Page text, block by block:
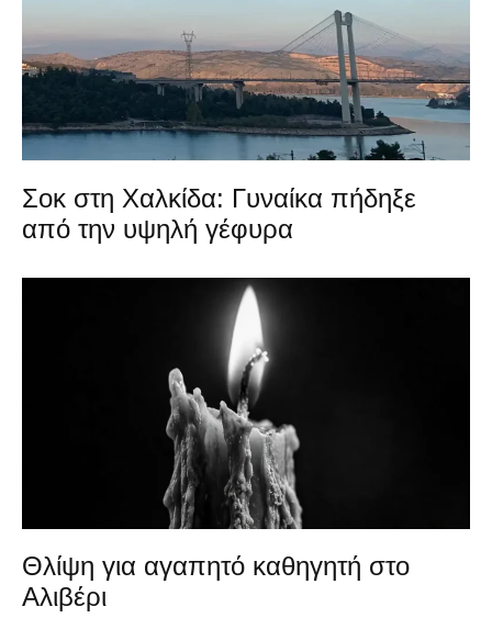
Σοκ στη Χαλκίδα: Γυναίκα πήδηξε
από την υψηλή γέφυρα
Θλίψη για αγαπητό καθηγητή στο
Αλιβέρι